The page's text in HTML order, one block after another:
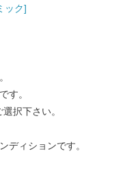
ック]
す。
択下さい。
ディションです。